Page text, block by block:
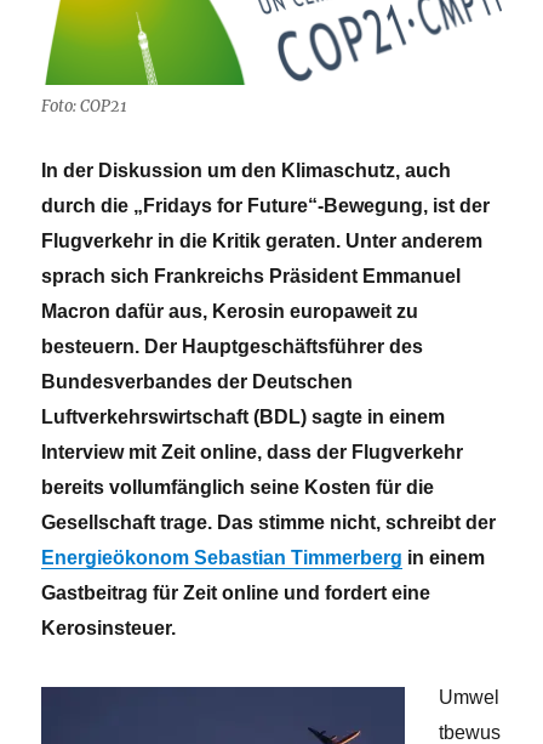
Foto: COP21
In der Diskussion um den Klimaschutz, auch
durch die „Fridays for Future“-Bewegung, ist der
Flugverkehr in die Kritik geraten. Unter anderem
sprach sich Frankreichs Präsident Emmanuel
Macron dafür aus, Kerosin europaweit zu
besteuern. Der Hauptgeschäftsführer des
Bundesverbandes der Deutschen
Luftverkehrswirtschaft (BDL) sagte in einem
Interview mit Zeit online, dass der Flugverkehr
bereits vollumfänglich seine Kosten für die
Gesellschaft trage. Das stimme nicht, schreibt der
Energieökonom Sebastian Timmerberg in einem
Gastbeitrag für Zeit online und fordert eine
Kerosinsteuer.
Umwel
tbewus